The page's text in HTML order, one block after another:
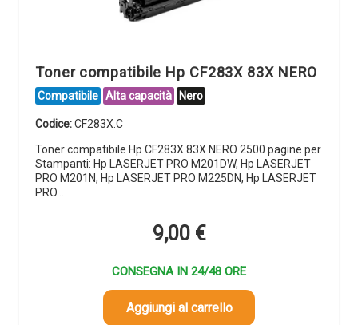
Toner compatibile Hp CF283X 83X NERO
Compatibile Alta capacità Nero
Codice:CF283X.C
Toner compatibile Hp CF283X 83X NERO 2500 pagine per
Stampanti: Hp LASERJET PRO M201DW, Hp LASERJET
PRO M201N, Hp LASERJET PRO M225DN, Hp LASERJET
PRO…
9,00 €
CONSEGNA IN 24/48 ORE
Aggiungi al carrello